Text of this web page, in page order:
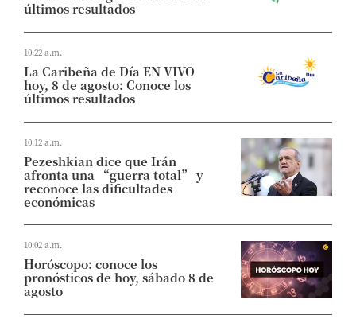
últimos resultados
10:22 a.m.
La Caribeña de Día EN VIVO
hoy, 8 de agosto: Conoce los
últimos resultados
10:12 a.m.
Pezeshkian dice que Irán
afronta una “guerra total” y
reconoce las dificultades
económicas
10:02 a.m.
Horóscopo: conoce los
pronósticos de hoy, sábado 8 de
agosto